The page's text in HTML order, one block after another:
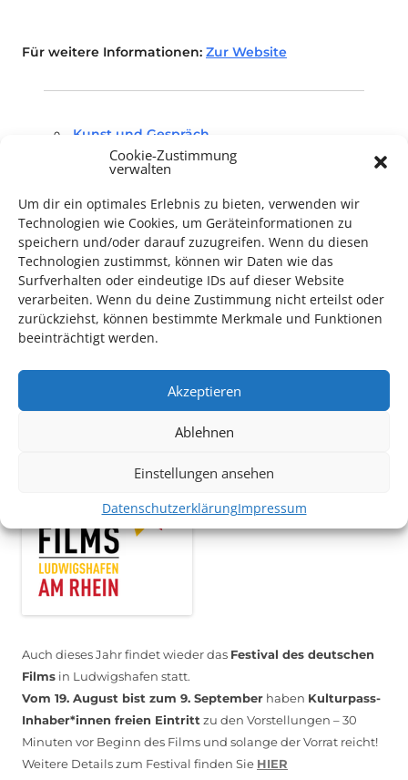
Cookie-Zustimmung
verwalten
Um dir ein optimales Erlebnis zu bieten, verwenden wir
Technologien wie Cookies, um Geräteinformationen zu
speichern und/oder darauf zuzugreifen. Wenn du diesen
Technologien zustimmst, können wir Daten wie das
Surfverhalten oder eindeutige IDs auf dieser Website
verarbeiten. Wenn du deine Zustimmung nicht erteilst oder
zurückziehst, können bestimmte Merkmale und Funktionen
beeinträchtigt werden.
Akzeptieren
Ablehnen
Einstellungen ansehen
DatenschutzerklärungImpressum
Für weitere Informationen: Zur Website
Kunst und Gespräch
TECHNIK SUPPORT GESUCHT!
Das Kulturparkett freut sich stets überehrenamtliche
Mithilfe im Bereich Technik
Auch dieses Jahr findet wieder das Festival des deutschen
Films in Ludwigshafen statt.
Vom 19. August bist zum 9. September haben Kulturpass-
Inhaber*innen freien Eintritt zu den Vorstellungen – 30
Minuten vor Beginn des Films und solange der Vorrat reicht!
Weitere Details zum Festival finden Sie HIER